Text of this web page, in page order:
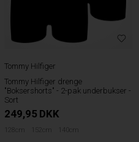
Tommy Hilfiger
Tommy Hilfiger drenge
"Boksershorts" - 2-pak underbukser -
Sort
249,95 DKK
128cm 152cm 140cm